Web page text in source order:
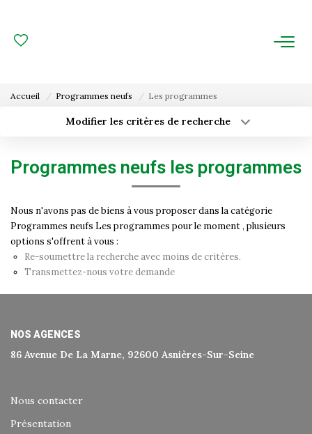
ESTIMATION
FAIRE GÉRER
Gestion De Copropriété
NOUS CONNAITRE
Accueil Programmes neufs Les programmes
Modifier les critères de recherche
Sélectionnez...
Type de bien
Surface min
Budget max Plus de critères
Créer une alerte
Programmes neufs les programmes
Nous n'avons pas de biens à vous proposer dans la catégorie
Programmes neufs Les programmes pour le moment , plusieurs
options s'offrent à vous :
Re-soumettre la recherche avec moins de critères.
Transmettez-nous votre demande
NOS AGENCES
86 Avenue De La Marne, 92600 Asnières-Sur-Seine
Nous contacter
Présentation